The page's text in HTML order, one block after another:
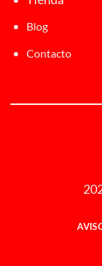
Blog
Contacto